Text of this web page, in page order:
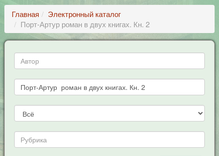
Главная
Электронный каталог
Порт-Артур роман в двух книгах. Кн. 2